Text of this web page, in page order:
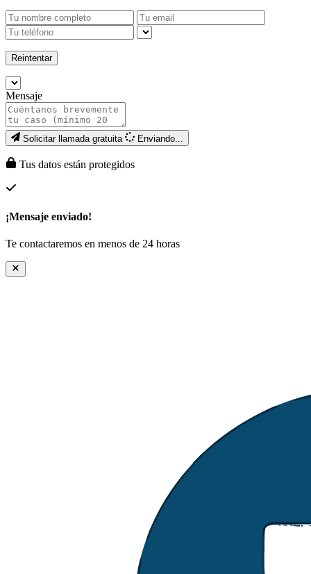
Reintentar
Mensaje
Solicitar llamada gratuita Enviando...
Tus datos están protegidos
¡Mensaje enviado!
Te contactaremos en menos de 24 horas